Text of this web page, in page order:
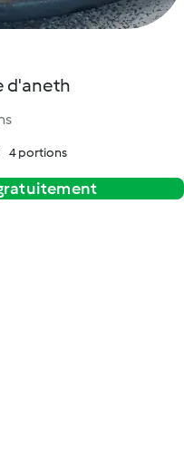
d'aneth
4 portions